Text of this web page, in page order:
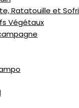
Ratatouille et
Végétaux